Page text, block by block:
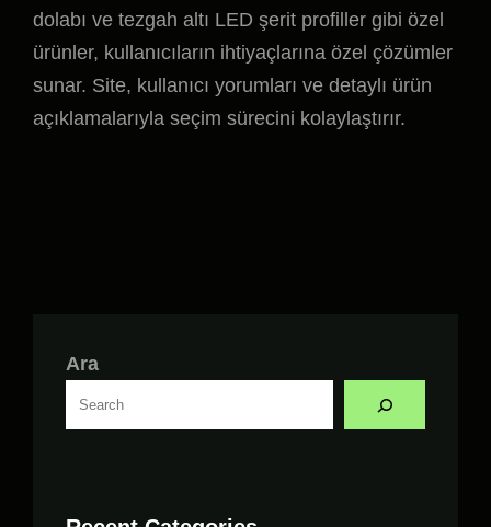
dolabı ve tezgah altı LED şerit profiller gibi özel
ürünler, kullanıcıların ihtiyaçlarına özel çözümler
sunar. Site, kullanıcı yorumları ve detaylı ürün
açıklamalarıyla seçim sürecini kolaylaştırır.
Ara